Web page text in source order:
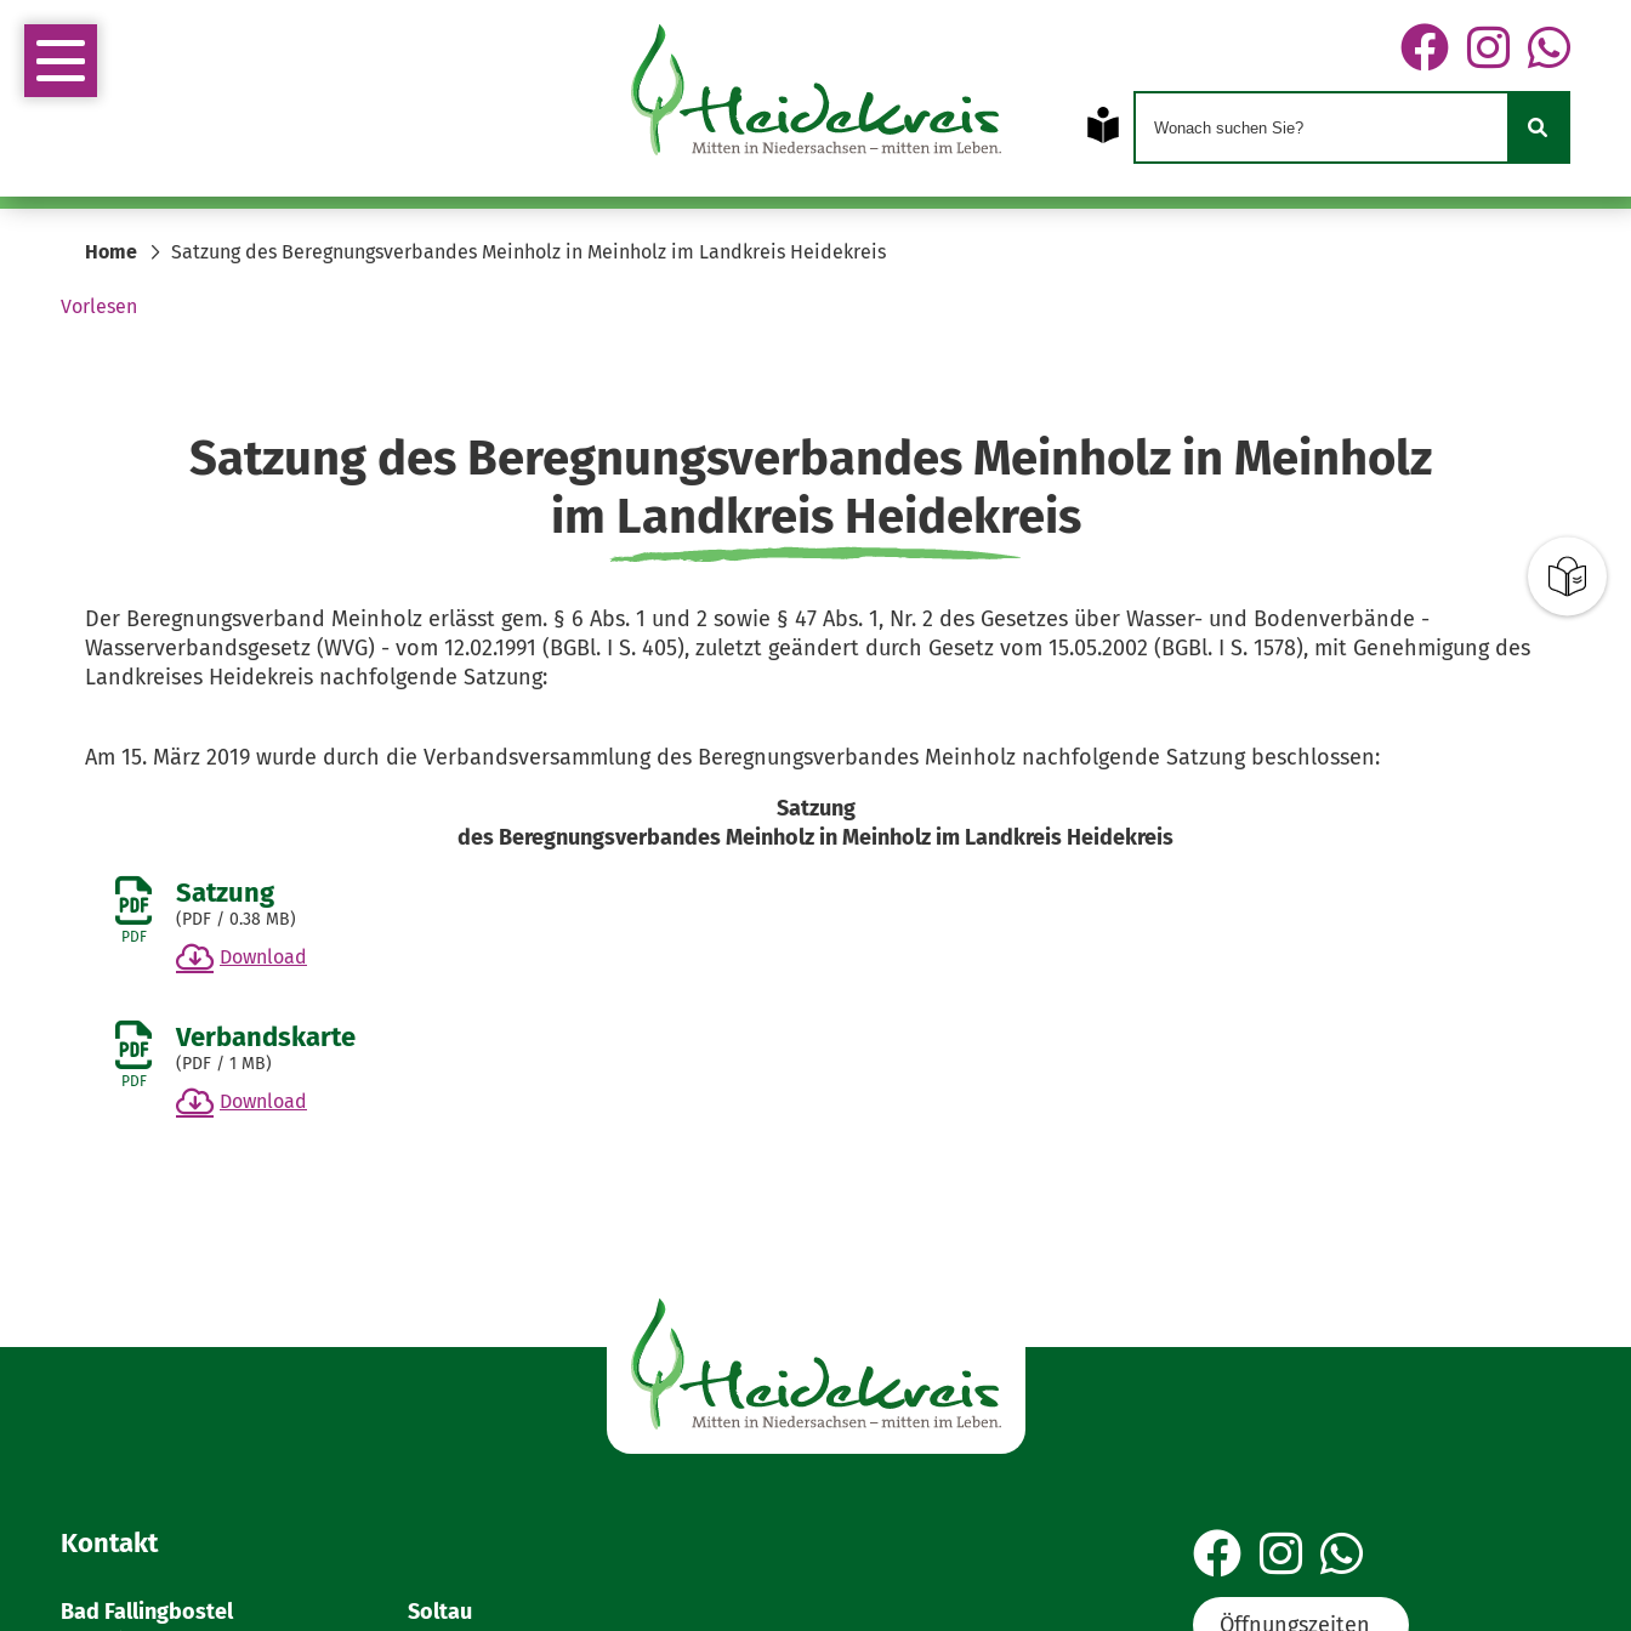
Home Satzung des Beregnungsverbandes Meinholz in Meinholz im Landkreis Heidekreis
Vorlesen
Satzung des Beregnungsverbandes Meinholz in Meinholz
im Landkreis Heidekreis
Der Beregnungsverband Meinholz erlässt gem. § 6 Abs. 1 und 2 sowie § 47 Abs. 1, Nr. 2 des Gesetzes über Wasser- und Bodenverbände -
Wasserverbandsgesetz (WVG) - vom 12.02.1991 (BGBl. I S. 405), zuletzt geändert durch Gesetz vom 15.05.2002 (BGBl. I S. 1578), mit Genehmigung des
Landkreises Heidekreis nachfolgende Satzung:
Am 15. März 2019 wurde durch die Verbandsversammlung des Beregnungsverbandes Meinholz nachfolgende Satzung beschlossen:
Satzung
des Beregnungsverbandes Meinholz in Meinholz im Landkreis Heidekreis
PDF
Satzung
(PDF / 0.38 MB)
Download
PDF
Verbandskarte
(PDF / 1 MB)
Download
Kontakt
Bad Fallingbostel
Soltau
Öffnungszeiten